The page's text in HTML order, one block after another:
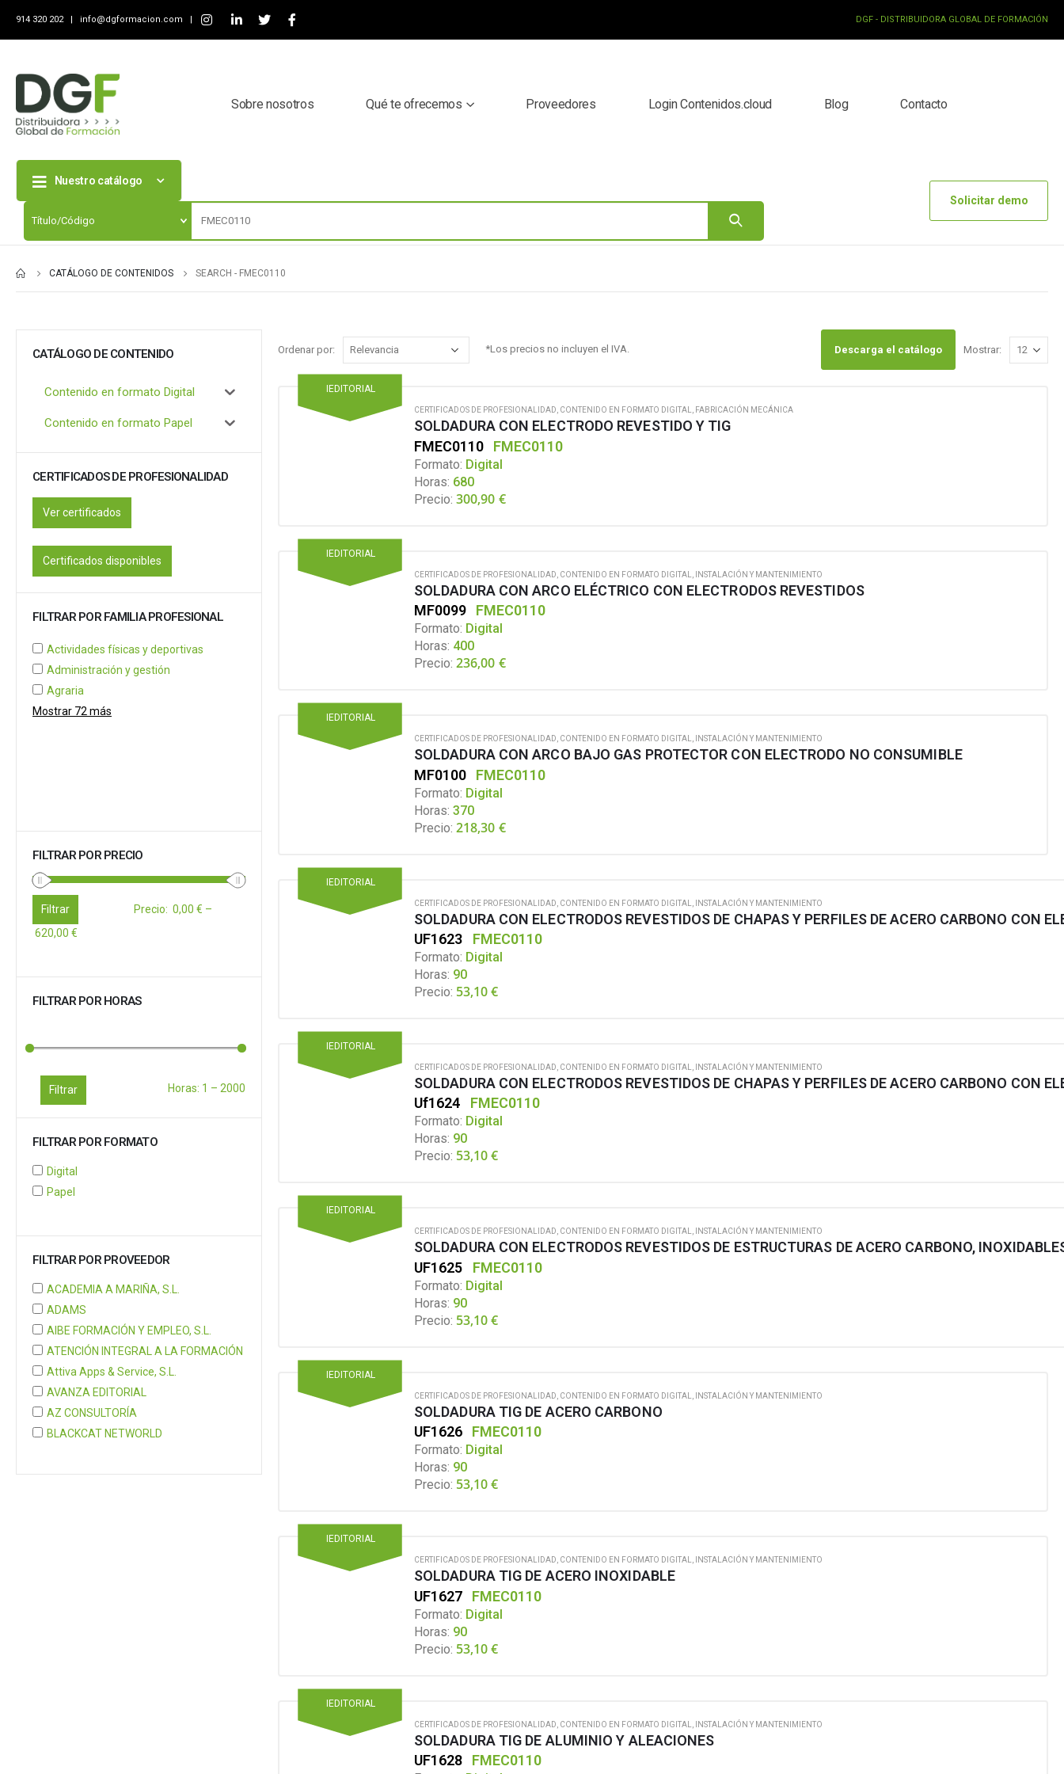
914 320 202 | info@dgformacion.com | DGF - DISTRIBUIDORA GLOBAL DE FORMACIÓN
Sobre nosotros Qué te ofrecemos Proveedores Login Contenidos.cloud Blog Contacto
Nuestro catálogo
Solicitar demo
CATÁLOGO DE CONTENIDOS SEARCH - FMEC0110
Ordenar por: *Los precios no incluyen el IVA. Descarga el catálogo Mostrar:
IEDITORIAL
CERTIFICADOS DE PROFESIONALIDAD, CONTENIDO EN FORMATO DIGITAL, FABRICACIÓN MECÁNICA
SOLDADURA CON ELECTRODO REVESTIDO Y TIG
FMEC0110
FMEC0110
Formato: Digital
Horas: 680
Precio: 300,90 €
IEDITORIAL
CERTIFICADOS DE PROFESIONALIDAD CONTENIDO EN FORMATO DIGITAL INSTALACIÓN Y MANTENIMIENTO
SOLDADURA CON ARCO ELÉCTRICO CON ELECTRODOS REVESTIDOS
MF0099
FMEC0110
Formato: Digital
Horas: 400
Precio: 236,00 €
IEDITORIAL
CERTIFICADOS DE PROFESIONALIDAD CONTENIDO EN FORMATO DIGITAL INSTALACIÓN Y MANTENIMIENTO
SOLDADURA CON ARCO BAJO GAS PROTECTOR CON ELECTRODO NO CONSUMIBLE
MF0100
FMEC0110
Formato: Digital
Horas: 370
Precio: 218,30 €
IEDITORIAL
CERTIFICADOS DE PROFESIONALIDAD CONTENIDO EN FORMATO DIGITAL INSTALACIÓN Y MANTENIMIENTO
UF1623 FMEC0110
Formato: Digital
Horas: 90
Precio: 53,10€
IEDITORIAL
CERTIFICADOS DE PROFESIONALIDAD CONTENIDO EN FORMATO DIGITAL INSTALACIÓN Y MANTENIMIENTO
Uf1624 FMEC0110
Formato: Digital
Horas: 90
Precio: 53,10€
IEDITORIAL
CERTIFICADOS DE PROFESIONALIDAD, CONTENIDO EN FORMATO DIGITAL, INSTALACIÓN Y MANTENIMIENTO
UF1625 FMEC0110
Formato: Digital
Horas: 90
Precio: 53,10€
IEDITORIAL
CERTIFICADOS DE PROFESIONALIDAD CONTENIDO EN FORMATO DIGITAL INSTALACIÓN Y MANTENIMIENTO
SOLDADURA TIG DE ACERO CARBONO
UF1626
FMEC0110
Formato: Digital
Horas: 90
Precio: 53,10€
IEDITORIAL
CERTIFICADOS DE PROFESIONALIDAD CONTENIDO EN FORMATO DIGITAL INSTALACIÓN Y MANTENIMIENTO
SOLDADURA TIG DE ACERO INOXIDABLE
UF1627
FMEC0110
Formato: Digital
Horas: 90
Precio: 53,10€
IEDITORIAL
CERTIFICADOS DE PROFESIONALIDAD CONTENIDO EN FORMATO DIGITAL INSTALACIÓN Y MANTENIMIENTO
SOLDADURA TIG DE ALUMINIO Y ALEACIONES
UF1628
FMEC0110
CATÁLOGO DE CONTENIDO
Contenido en formato Digital
Contenido en formato Papel
CERTIFICADOS DE PROFESIONALIDAD
Ver certificados
Certificados disponibles
FILTRAR POR FAMILIA PROFESIONAL
Actividades físicas y deportivas
Administración y gestión
Agraria
Mostrar 72 más
FILTRAR POR PRECIO
Filtrar Precio: 0,00 € –
620,00 €
FILTRAR POR HORAS
Filtrar Horas: 1 – 2000
FILTRAR POR FORMATO
Digital
Papel
FILTRAR POR PROVEEDOR
ACADEMIA A MARIÑA, S.L.
ADAMS
AIBE FORMACIÓN Y EMPLEO, S.L.
ATENCIÓN INTEGRAL A LA FORMACIÓN
Attiva Apps & Service, S.L.
AVANZA EDITORIAL
AZ CONSULTORÍA
BLACKCAT NETWORLD
COGNITA PLUS, S.L.